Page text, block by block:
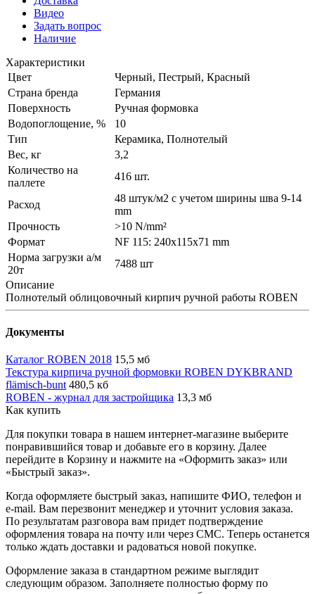
Видео
Задать вопрос
Наличие
Характеристики
Цвет
Черный, Пестрый, Красный
Страна бренда
Германия
Поверхность
Ручная формовка
Водопоглощение, %
10
Тип
Керамика, Полнотелый
Вес, кг
3,2
Количество на
паллете
416 шт.
Расход
48 штук/м2 с учетом ширины шва 9-14
mm
Прочность
>10 N/mm²
Формат
NF 115: 240x115x71 mm
Норма загрузки а/м
20т
7488 шт
Описание
Полнотелый облицовочный кирпич ручной работы ROBEN
Документы
Каталог ROBEN 2018 15,5 мб
Текстура кирпича ручной формовки ROBEN DYKBRAND
flämisch-bunt 480,5 кб
ROBEN - журнал для застройщика 13,3 мб
Как купить
Для покупки товара в нашем интернет-магазине выберите
понравившийся товар и добавьте его в корзину. Далее
перейдите в Корзину и нажмите на «Оформить заказ» или
«Быстрый заказ».
Когда оформляете быстрый заказ, напишите ФИО, телефон и
e-mail. Вам перезвонит менеджер и уточнит условия заказа.
По результатам разговора вам придет подтверждение
оформления товара на почту или через СМС. Теперь останется
только ждать доставки и радоваться новой покупке.
Оформление заказа в стандартном режиме выглядит
следующим образом. Заполняете полностью форму по